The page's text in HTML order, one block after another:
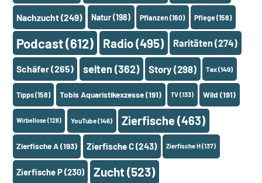
Nachzucht(249) Natur(198) Pflanzen(160) Pflege(158)
Podcast(612) Radio(495) Raritäten (274)
Schäfer(265) selten (362) Story (298) Tax(149)
Tipps(158) Tobis Aquaristikexzesse(191) TV(133) Wild (191)
Wirbellose(128) YouTube(146) Zierfische(463)
Zierfische A(193) Zierfische C(243) Zierfische H(137)
Zierfische P(230) Zucht(523)